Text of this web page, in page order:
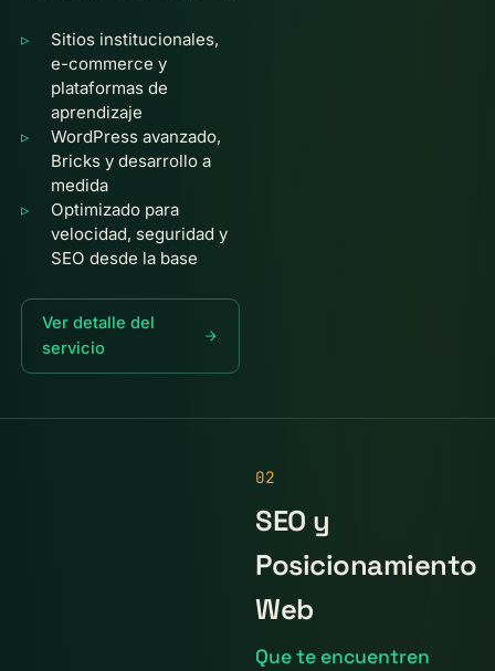
Sitios institucionales,
e-commerce y
plataformas de
aprendizaje
WordPress avanzado,
Bricks y desarrollo a
medida
Optimizado para
velocidad, seguridad y
SEO desde la base
Ver detalle del
servicio
02
SEO y
Posicionamiento
Web
Que te encuentren